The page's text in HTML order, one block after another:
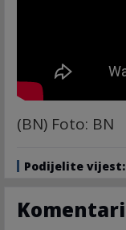
(BN) Foto: BN
Podijelite vijest:
Komentari